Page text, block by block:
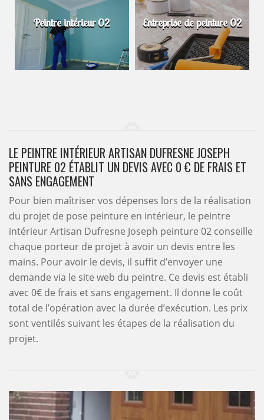
Peintre intérieur 02 Entreprise de peinture 02
LE PEINTRE INTÉRIEUR ARTISAN DUFRESNE JOSEPH
PEINTURE 02 ÉTABLIT UN DEVIS AVEC 0 € DE FRAIS ET
SANS ENGAGEMENT
Pour bien maîtriser vos dépenses lors de la réalisation
du projet de pose peinture en intérieur, le peintre
intérieur Artisan Dufresne Joseph peinture 02 conseille
chaque porteur de projet à avoir un devis entre les
mains. Pour avoir le devis, il suffit d’envoyer une
demande via le site web du peintre. Ce devis est établi
avec 0€ de frais et sans engagement. Il donne le coût
total de l’opération avec la durée d’exécution. Les prix
sont ventilés suivant les étapes de la réalisation du
projet.